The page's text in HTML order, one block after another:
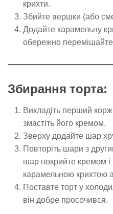
крихти.
Збийте вершки (або
Додайте карамельну
обережно
Збирання торта:
Викладіть перший корж
змастіть його кремом.
Зверху додайте шар
Повторіть шари з
шар покрийте кремом
карамельною крихтою
Поставте торт у
він добре просочився.